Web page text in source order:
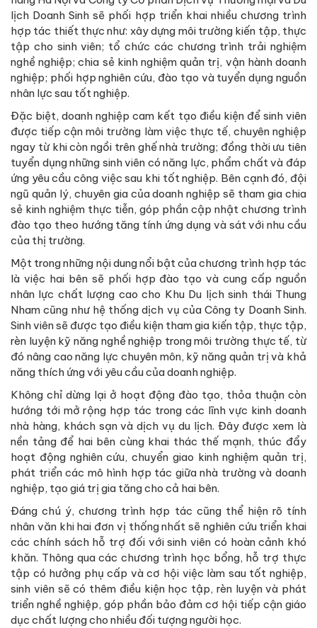
lịch Doanh Sinh sẽ phối hợp triển khai nhiều chương trình
hợp tác thiết thực như: xây dựng môi trường kiến tập, thực
tập cho sinh viên; tổ chức các chương trình trải nghiệm
nghề nghiệp; chia sẻ kinh nghiệm quản trị, vận hành doanh
nghiệp; phối hợp nghiên cứu, đào tạo và tuyển dụng nguồn
nhân lực sau tốt nghiệp.
Đặc biệt, doanh nghiệp cam kết tạo điều kiện để sinh viên
được tiếp cận môi trường làm việc thực tế, chuyên nghiệp
ngay từ khi còn ngồi trên ghế nhà trường; đồng thời ưu tiên
tuyển dụng những sinh viên có năng lực, phẩm chất và đáp
ứng yêu cầu công việc sau khi tốt nghiệp. Bên cạnh đó, đội
ngũ quản lý, chuyên gia của doanh nghiệp sẽ tham gia chia
sẻ kinh nghiệm thực tiễn, góp phần cập nhật chương trình
đào tạo theo hướng tăng tính ứng dụng và sát với nhu cầu
của thị trường.
Một trong những nội dung nổi bật của chương trình hợp tác
là việc hai bên sẽ phối hợp đào tạo và cung cấp nguồn
nhân lực chất lượng cao cho Khu Du lịch sinh thái Thung
Nham cũng như hệ thống dịch vụ của Công ty Doanh Sinh.
Sinh viên sẽ được tạo điều kiện tham gia kiến tập, thực tập,
rèn luyện kỹ năng nghề nghiệp trong môi trường thực tế, từ
đó nâng cao năng lực chuyên môn, kỹ năng quản trị và khả
năng thích ứng với yêu cầu của doanh nghiệp.
Không chỉ dừng lại ở hoạt động đào tạo, thỏa thuận còn
hướng tới mở rộng hợp tác trong các lĩnh vực kinh doanh
nhà hàng, khách sạn và dịch vụ du lịch. Đây được xem là
nền tảng để hai bên cùng khai thác thế mạnh, thúc đẩy
hoạt động nghiên cứu, chuyển giao kinh nghiệm quản trị,
phát triển các mô hình hợp tác giữa nhà trường và doanh
nghiệp, tạo giá trị gia tăng cho cả hai bên.
Đáng chú ý, chương trình hợp tác cũng thể hiện rõ tính
nhân văn khi hai đơn vị thống nhất sẽ nghiên cứu triển khai
các chính sách hỗ trợ đối với sinh viên có hoàn cảnh khó
khăn. Thông qua các chương trình học bổng, hỗ trợ thực
tập có hưởng phụ cấp và cơ hội việc làm sau tốt nghiệp,
sinh viên sẽ có thêm điều kiện học tập, rèn luyện và phát
triển nghề nghiệp, góp phần bảo đảm cơ hội tiếp cận giáo
dục chất lượng cho nhiều đối tượng người học.